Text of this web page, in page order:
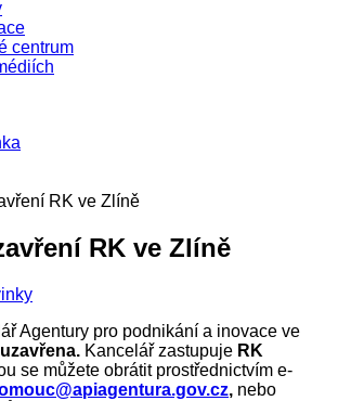
centrum
RK ve Zlíně
RK ve Zlíně
Agentury pro podnikání a inovace ve
Kancelář zastupuje RK
se můžete obrátit prostřednictvím e-
, nebo